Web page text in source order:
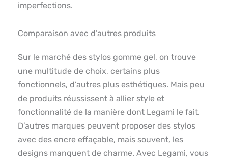
imperfections.
Comparaison avec d’autres produits
Sur le marché des stylos gomme gel, on trouve
une multitude de choix, certains plus
fonctionnels, d’autres plus esthétiques. Mais peu
de produits réussissent à allier style et
fonctionnalité de la manière dont Legami le fait.
D’autres marques peuvent proposer des stylos
avec des encre effaçable, mais souvent, les
designs manquent de charme. Avec Legami, vous